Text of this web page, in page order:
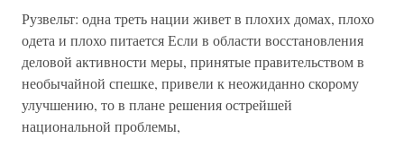
Рузвельт: одна треть нации живет в плохих домах, плохо
одета и плохо питается Если в области восстановления
деловой активности меры, принятые правительством в
необычайной спешке, привели к неожиданно скорому
улучшению, то в плане решения острейшей
национальной проблемы,